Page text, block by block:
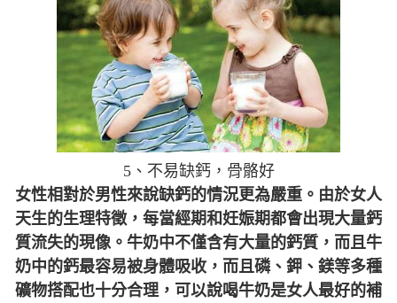
5、不易缺鈣，骨骼好
女性相對於男性來說缺鈣的情況更為嚴重。由於女人
天生的生理特徵，每當經期和妊娠期都會出現大量鈣
質流失的現像。牛奶中不僅含有大量的鈣質，而且牛
奶中的鈣最容易被身體吸收，而且磷、鉀、鎂等多種
礦物搭配也十分合理，可以說喝牛奶是女人最好的補